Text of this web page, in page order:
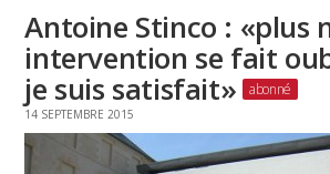
Antoine Stinco : «plus
intervention se fait
je suis satisfait»
14 SEPTEMBRE 2015